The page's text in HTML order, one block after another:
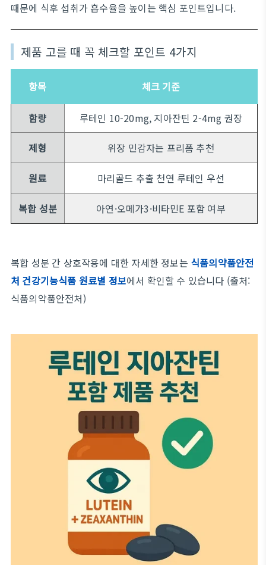
때문에 식후 섭취가 흡수율을 높이는 핵심 포인트입니다.
제품 고를 때 꼭 체크할 포인트 4가지
항목 체크 기준
함량 루테인 10-20mg, 지아잔틴 2-4mg 권장
제형 위장 민감자는 프리폼 추천
원료 마리골드 추출 천연 루테인 우선
복합 성분 아연·오메가3·비타민E 포함 여부
복합 성분 간 상호작용에 대한 자세한 정보는 식품의약품안전
처 건강기능식품 원료별 정보에서 확인할 수 있습니다 (출처:
식품의약품안전처)